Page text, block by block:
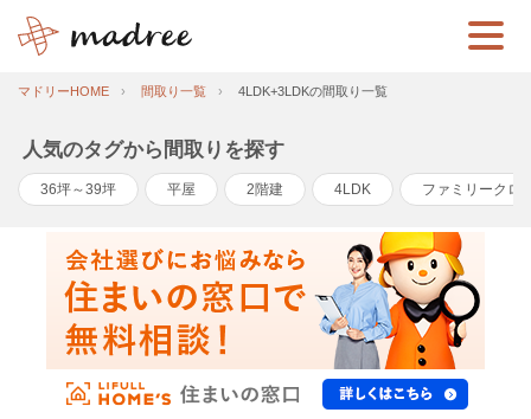
マドリーHOME 間取り一覧 4LDK+3LDKの間取り一覧
人気のタグから間取りを探す
36坪～39坪 平屋 2階建 4LDK ファミリークロ